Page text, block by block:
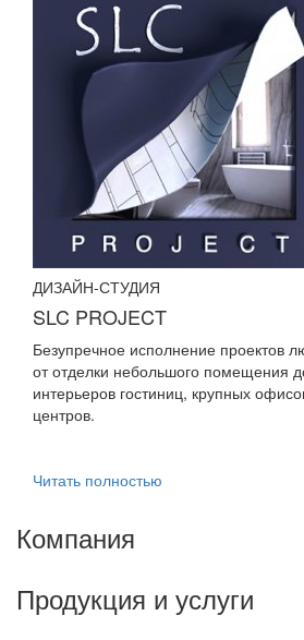
ДИЗАЙН-СТУДИЯ
SLC PROJECT
Безупречное исполнение проектов
от отделки небольшого помещения
интерьеров гостиниц, крупных
центров.
Читать полностью
Компания
Продукция и услуги